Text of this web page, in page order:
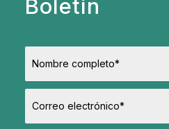
Boletín